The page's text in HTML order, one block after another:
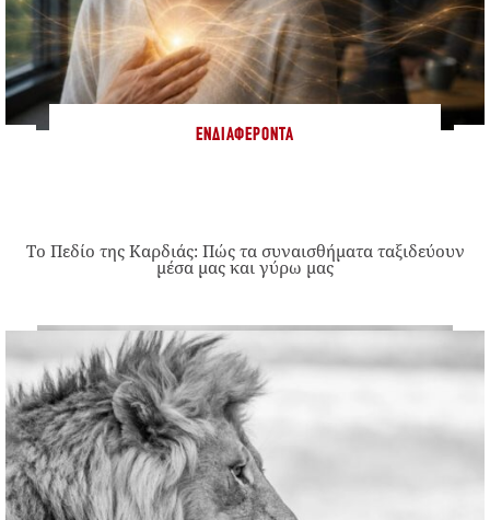
ΕΝΔΙΑΦΈΡΟΝΤΑ
Το Πεδίο της Καρδιάς: Πώς τα συναισθήματα ταξιδεύουν
μέσα μας και γύρω μας